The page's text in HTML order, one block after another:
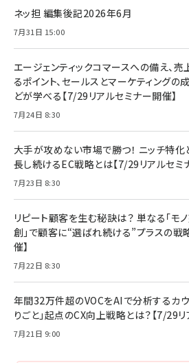
ネッ担 編集後記2026年6月
7月31日 15:00
エージェンティックコマースへの備え、
るポイント、セールスとマーケティング
どが学べる【7/29リアルセミナー開催】
7月24日 8:30
大手が攻めない市場で勝つ！ ニッチ特
長し続けるEC戦略とは【7/29リアルセミ
7月23日 8:30
リピート顧客を生む秘訣は？ 単なる「モ
創」で顧客に“選ばれ続ける”プラスの戦
催】
7月22日 8:30
年間32万件超のVOCをAIで分析するカウ
りごと」起点のCX向上戦略とは？【7/29
7月21日 9:00